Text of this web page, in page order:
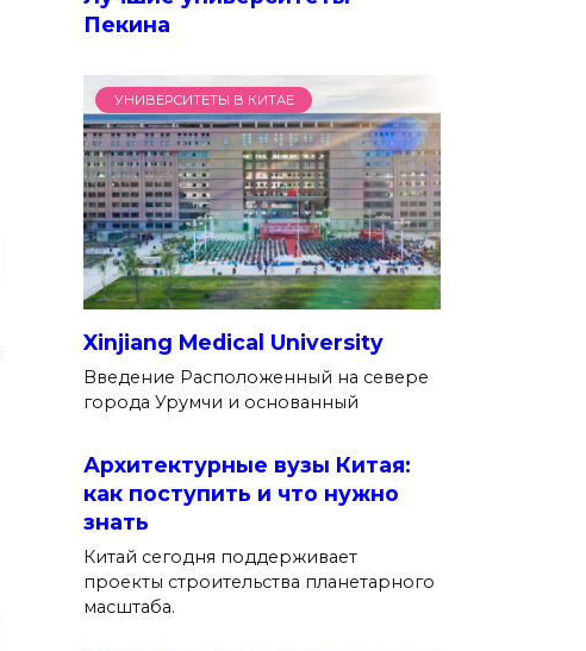
Пекина
УНИВЕРСИТЕТЫ В КИТАЕ
Xinjiang Medical University
Введение Расположенный на севере
города Урумчи и основанный
Архитектурные вузы Китая:
как поступить и что нужно
знать
Китай сегодня поддерживает
проекты строительства планетарного
масштаба.